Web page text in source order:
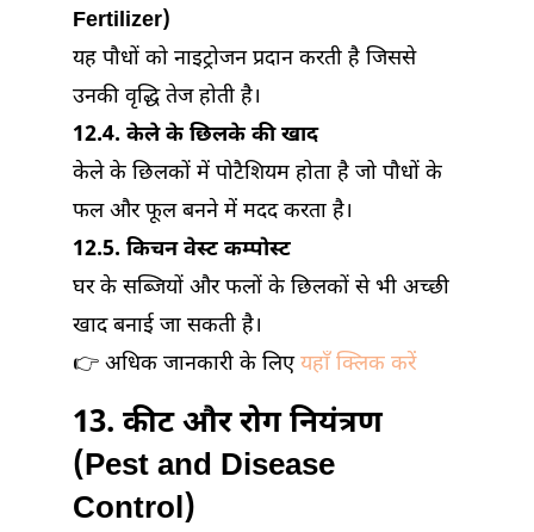
Fertilizer)
यह पौधों को नाइट्रोजन प्रदान करती है जिससे
उनकी वृद्धि तेज होती है।
12.4. केले के छिलके की खाद
केले के छिलकों में पोटैशियम होता है जो पौधों के
फल और फूल बनने में मदद करता है।
12.5. किचन वेस्ट कम्पोस्ट
घर के सब्जियों और फलों के छिलकों से भी अच्छी
खाद बनाई जा सकती है।
👉 अधिक जानकारी के लिएयहाँ क्लिक करें
13. कीट और रोग नियंत्रण
(Pest and Disease
Control)